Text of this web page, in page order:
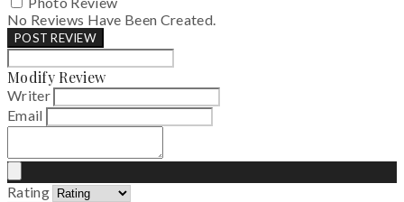
No Reviews Have Been Created.
POST REVIEW
Modify Review
Writer
Email
Rating